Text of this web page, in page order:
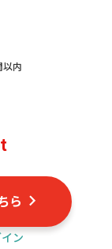
以内
ら
ン